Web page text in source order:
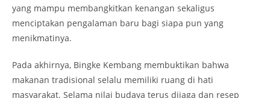
yang mampu membangkitkan kenangan sekaligus
menciptakan pengalaman baru bagi siapa pun yang
menikmatinya.
Pada akhirnya, Bingke Kembang membuktikan bahwa
makanan tradisional selalu memiliki ruang di hati
masyarakat. Selama nilai budaya terus dijaga dan resep